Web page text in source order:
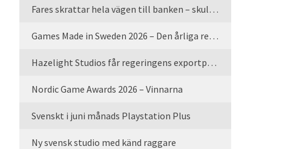
Fares skrattar hela vägen till banken – skulle vi tro
Games Made in Sweden 2026 – Den årliga rean är tillbaka
Hazelight Studios får regeringens exportpris 2025
Nordic Game Awards 2026 – Vinnarna
Svenskt i juni månads Playstation Plus
Ny svensk studio med känd raggare